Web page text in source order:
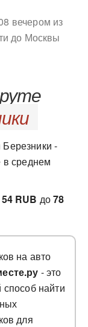
вечером из
до Москвы
-
в среднем
54 RUB до78
на авто
- это
найти
для